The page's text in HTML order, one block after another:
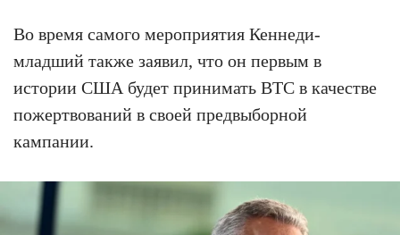
Во время самого мероприятия Кеннеди-
младший также заявил, что он первым в
истории США будет принимать BTC в качестве
пожертвований в своей предвыборной
кампании.